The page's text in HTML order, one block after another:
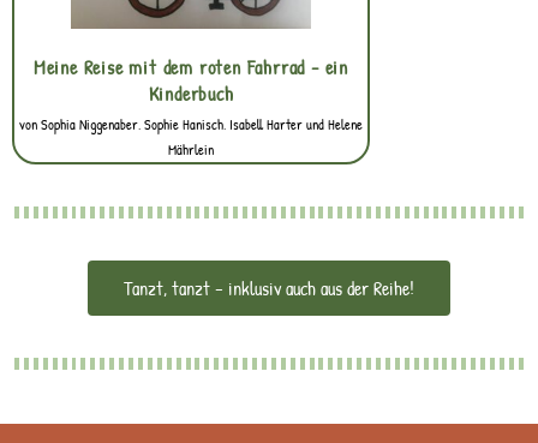
Meine Reise mit dem roten Fahrrad - ein
Kinderbuch
von Sophia Niggenaber, Sophie Hanisch, Isabell Harter und Helene
Mährlein
Tanzt, tanzt – inklusiv auch aus der Reihe!